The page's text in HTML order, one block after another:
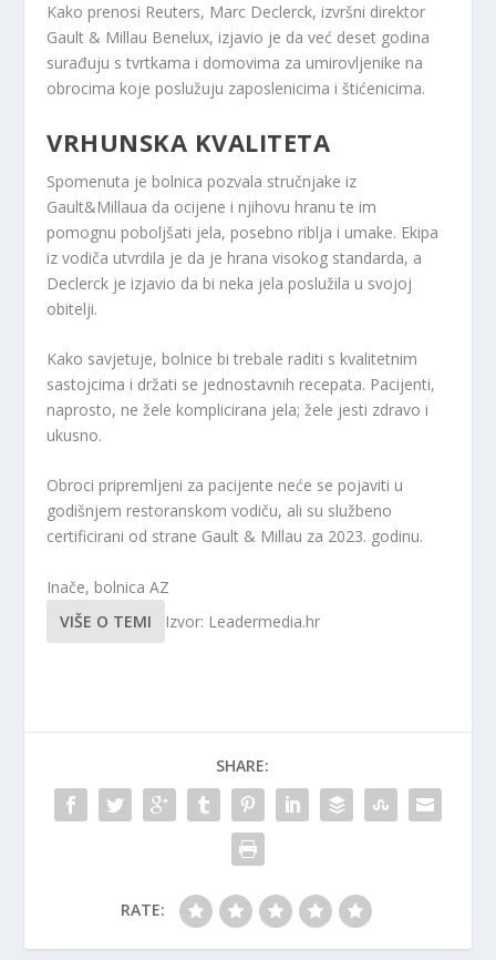
Kako prenosi Reuters, Marc Declerck, izvršni direktor
Gault & Millau Benelux, izjavio je da već deset godina
surađuju s tvrtkama i domovima za umirovljenike na
obrocima koje poslužuju zaposlenicima i štićenicima.
VRHUNSKA KVALITETA
Spomenuta je bolnica pozvala stručnjake iz
Gault&Millaua da ocijene i njihovu hranu te im
pomognu poboljšati jela, posebno riblja i umake. Ekipa
iz vodiča utvrdila je da je hrana visokog standarda, a
Declerck je izjavio da bi neka jela poslužila u svojoj
obitelji.
Kako savjetuje, bolnice bi trebale raditi s kvalitetnim
sastojcima i držati se jednostavnih recepata. Pacijenti,
naprosto, ne žele komplicirana jela; žele jesti zdravo i
ukusno.
Obroci pripremljeni za pacijente neće se pojaviti u
godišnjem restoranskom vodiču, ali su službeno
certificirani od strane Gault & Millau za 2023. godinu.
Inače, bolnica AZ
VIŠE O TEMI
Izvor: Leadermedia.hr
SHARE:
RATE: